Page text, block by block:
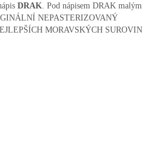
DRAK . Pod nápisem DRAK malým
NEPASTERIZOVANÝ
MORAVSKÝCH SUROVIN